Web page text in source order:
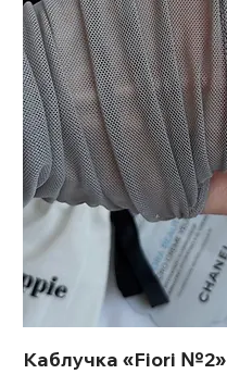
Каблучка «Fiori №2»